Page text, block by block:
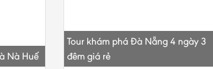
Nà Huế
Tour khám phá Đà Nẵng 4 ngày 3
đêm giá rẻ